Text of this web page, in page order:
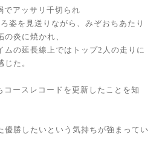
でアッサリ千切られ
姿を見送りながら、みぞおちあたり
炎に焼かれ、
ムの延長線上ではトップ2人の走りに
た。
コースレコードを更新したことを知
優勝したいという気持ちが強まってい